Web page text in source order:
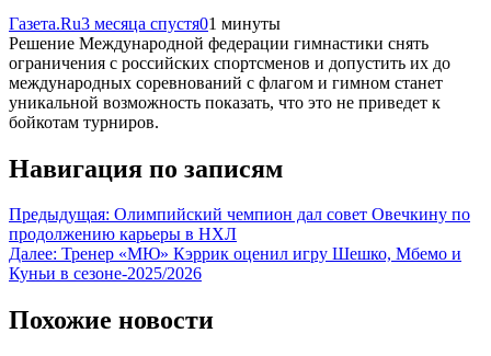
Газета.Ru3 месяца спустя01 минуты
Решение Международной федерации гимнастики снять
ограничения с российских спортсменов и допустить их до
международных соревнований с флагом и гимном станет
уникальной возможность показать, что это не приведет к
бойкотам турниров.
Навигация по записям
Предыдущая: Олимпийский чемпион дал совет Овечкину по
продолжению карьеры в НХЛ
Далее: Тренер «МЮ» Кэррик оценил игру Шешко, Мбемо и
Куньи в сезоне-2025/2026
Похожие новости